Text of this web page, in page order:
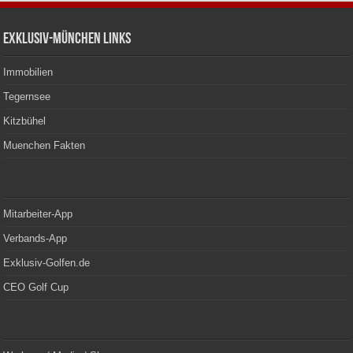
Exklusiv-München Links
Immobilien
Tegernsee
Kitzbühel
Muenchen Fakten
Mitarbeiter-App
Verbands-App
Exklusiv-Golfen.de
CEO Golf Cup